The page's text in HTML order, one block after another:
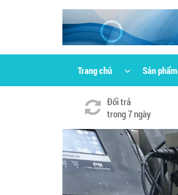
Trang chủ Sản phẩm
Đổi trả
trong 7 ngày